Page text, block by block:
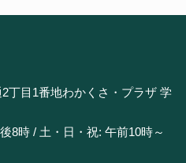
丁目1番地わかくさ・プラザ 学
8時 / 土・日・祝: 午前10時～